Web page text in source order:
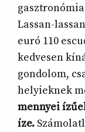
Lassan-
euró 110
kedvesen
gondolom,
helyieknek
mennyei
íze.